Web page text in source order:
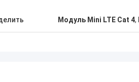
Модуль Mini LTE Cat 4,